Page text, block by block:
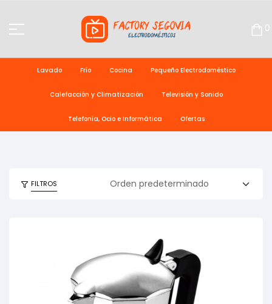
0
Lavado Frío Cocina Pequeño Electrodoméstico
Calefacción y Climatización Televisión y Sonido
Telefonía, Ocio e Informática Ofertas
FILTROS